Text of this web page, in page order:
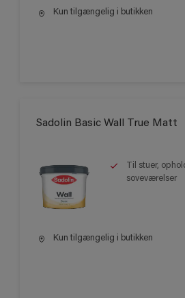
Kun tilgængelig i butikken
Sadolin Basic Wall True Matt
Til stuer,
soveværelser
Kun tilgængelig i butikken